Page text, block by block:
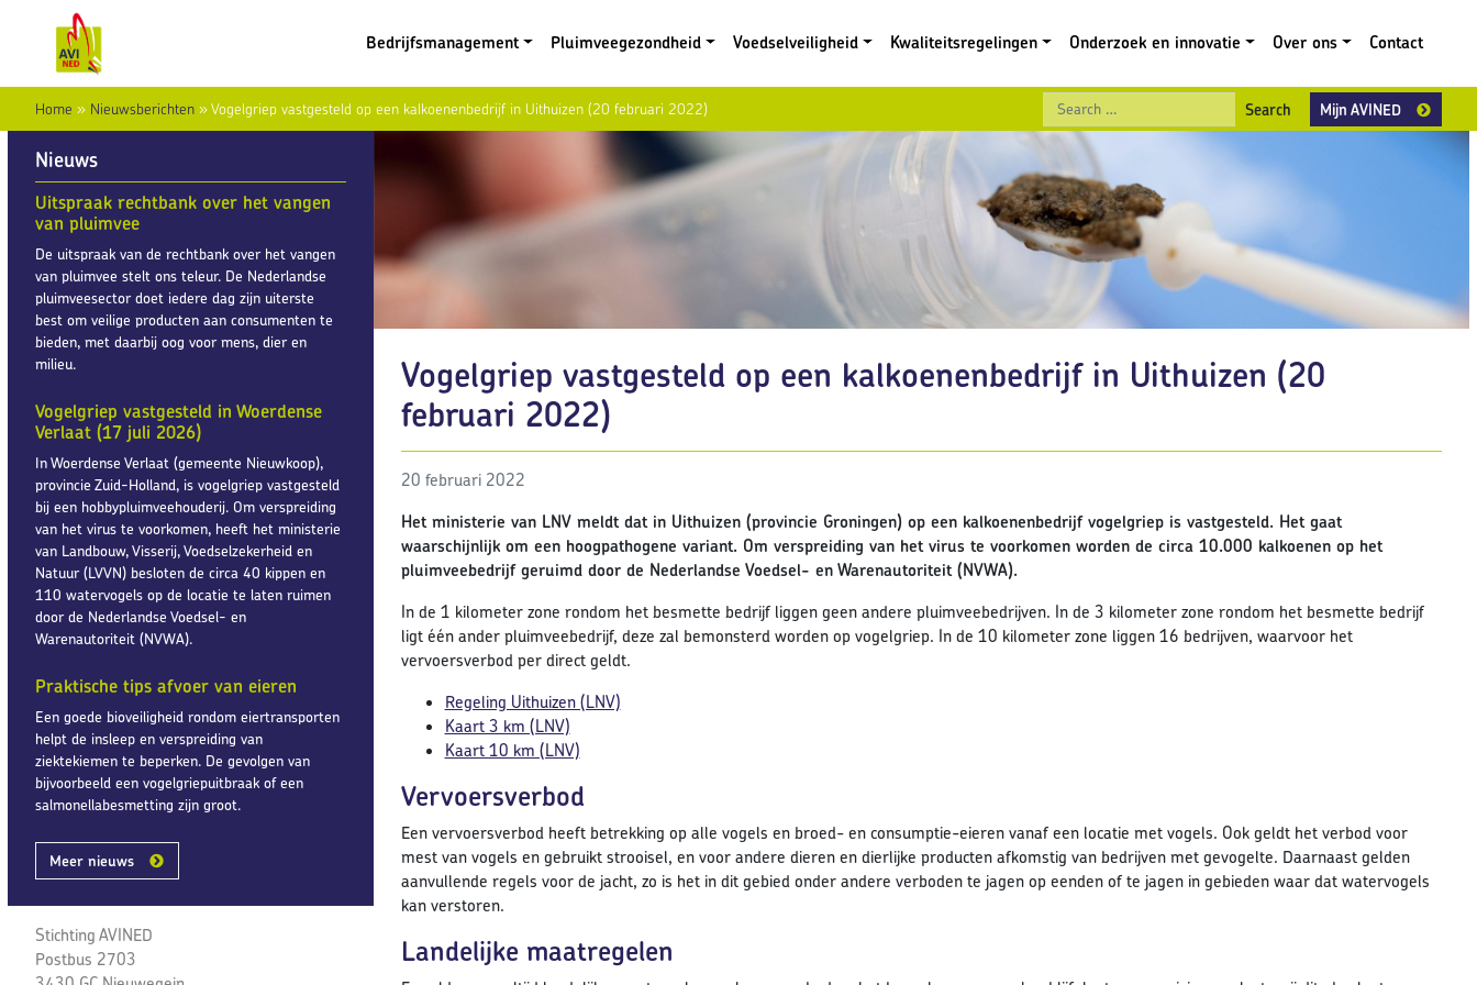
Bedrijfsmanagement
Pluimveegezondheid Voedselveiligheid Kwaliteitsregelingen Onderzoek en innovatie Over ons Contact
Home » Nieuwsberichten »Vogelgriep vastgesteld op een kalkoenenbedrijf in Uithuizen (20 februari 2022) Search
Mijn AVINED
Nieuws
Uitspraak rechtbank over het vangen
van pluimvee
De uitspraak van de rechtbank over het vangen
van pluimvee stelt ons teleur. De Nederlandse
pluimveesector doet iedere dag zijn uiterste
best om veilige producten aan consumenten te
bieden, met daarbij oog voor mens, dier en
milieu.
Vogelgriep vastgesteld in Woerdense
Verlaat (17 juli 2026)
In Woerdense Verlaat (gemeente Nieuwkoop),
provincie Zuid-Holland, is vogelgriep vastgesteld
bij een hobbypluimveehouderij. Om verspreiding
van het virus te voorkomen, heeft het ministerie
van Landbouw, Visserij, Voedselzekerheid en
Natuur (LVVN) besloten de circa 40 kippen en
110 watervogels op de locatie te laten ruimen
door de Nederlandse Voedsel- en
Warenautoriteit (NVWA).
Praktische tips afvoer van eieren
Een goede bioveiligheid rondom eiertransporten
helpt de insleep en verspreiding van
ziektekiemen te beperken. De gevolgen van
bijvoorbeeld een vogelgriepuitbraak of een
salmonellabesmetting zijn groot.
Meer nieuws
Stichting AVINED
Postbus 2703
Vogelgriep vastgesteld op een kalkoenenbedrijf in Uithuizen (20
februari 2022)
20 februari 2022
Het ministerie van LNV meldt dat in Uithuizen (provincie Groningen) op een kalkoenenbedrijf vogelgriep is vastgesteld. Het gaat
waarschijnlijk om een hoogpathogene variant. Om verspreiding van het virus te voorkomen worden de circa 10.000 kalkoenen op het
pluimveebedrijf geruimd door de Nederlandse Voedsel- en Warenautoriteit (NVWA).
In de 1 kilometer zone rondom het besmette bedrijf liggen geen andere pluimveebedrijven. In de 3 kilometer zone rondom het besmette bedrijf
ligt één ander pluimveebedrijf, deze zal bemonsterd worden op vogelgriep. In de 10 kilometer zone liggen 16 bedrijven, waarvoor het
vervoersverbod per direct geldt.
Regeling Uithuizen (LNV)
Kaart 3 km (LNV)
Kaart 10 km (LNV)
Vervoersverbod
Een vervoersverbod heeft betrekking op alle vogels en broed- en consumptie-eieren vanaf een locatie met vogels. Ook geldt het verbod voor
mest van vogels en gebruikt strooisel, en voor andere dieren en dierlijke producten afkomstig van bedrijven met gevogelte. Daarnaast gelden
aanvullende regels voor de jacht, zo is het in dit gebied onder andere verboden te jagen op eenden of te jagen in gebieden waar dat watervogels
kan verstoren.
Landelijke maatregelen